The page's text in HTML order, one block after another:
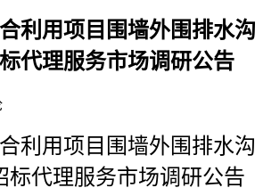
利用项目围墙外围排水沟
代理服务市场调研公告
利用项目围墙外围排水沟
标代理服务市场调研公告